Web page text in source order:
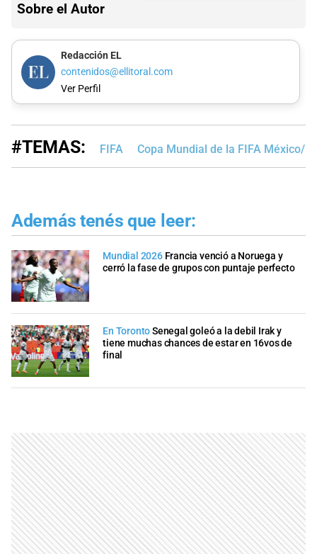
Sobre el Autor
Redacción EL
contenidos@ellitoral.com
Ver Perfil
#TEMAS: FIFA Copa Mundial de la FIFA México/
Además tenés que leer:
Mundial 2026 Francia venció a Noruega y
cerró la fase de grupos con puntaje perfecto
En TorontoSenegal goleó a la debil Irak y
tiene muchas chances de estar en 16vos de
final